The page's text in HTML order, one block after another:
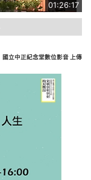
01:26:17
國立中正紀念堂數位影音 上傳